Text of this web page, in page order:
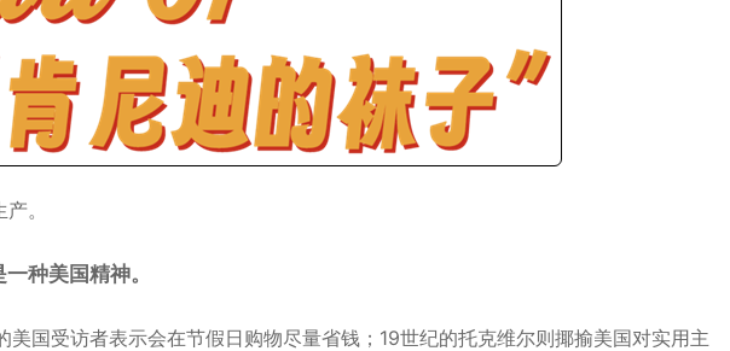
。
种美国精神。
国受访者表示会在节假日购物尽量省钱；19世纪的托克维尔则揶揄美国对实用主